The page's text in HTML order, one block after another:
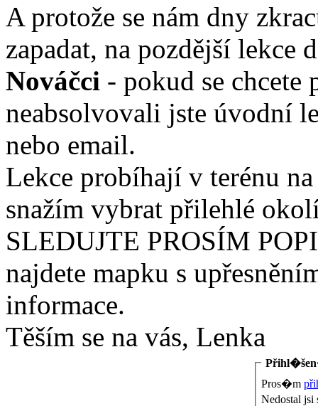
A protože se nám dny
zapadat, na pozdější
Nováčci - pokud se chcete
neabsolvovali jste úvodní
nebo email.
Lekce probíhají v terénu
snažím vybrat přilehlé
SLEDUJTE PROSÍM
najdete mapku s
informace.
Těším se na vás, Lenka
Pros�m
Nedostal